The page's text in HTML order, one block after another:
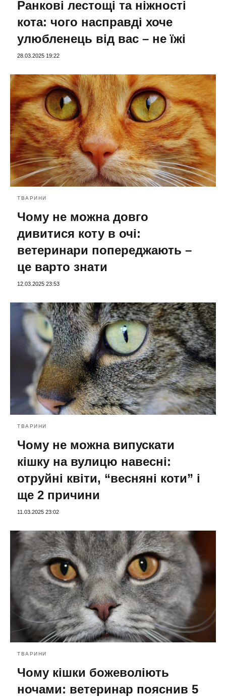
Ранкові лестощі та ніжності
кота: чого насправді хоче
улюбленець від вас – не їжі
28.03.2025 19:22
ТВАРИНИ
Чому не можна довго
дивитися коту в очі:
ветеринари попереджають –
це варто знати
12.03.2025 23:53
ТВАРИНИ
Чому не можна випускати
кішку на вулицю навесні:
отруйні квіти, “весняні коти” і
ще 2 причини
11.03.2025 23:02
ТВАРИНИ
Чому кішки божеволіють
ночами: ветеринар пояснив 5